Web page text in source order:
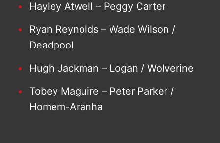
Hayley Atwell – Peggy Carter
Ryan Reynolds – Wade Wilson /
Deadpool
Hugh Jackman – Logan / Wolverine
Tobey Maguire – Peter Parker /
Homem-Aranha